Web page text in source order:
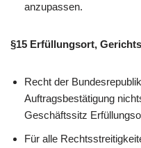
anzupassen.
§15 Erfüllungsort,
Recht der
Auftragsbestätigung
Geschäftssitz
Für alle